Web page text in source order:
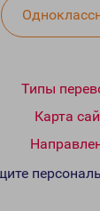
Типы
Карта